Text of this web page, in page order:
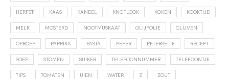
HERFST KAAS KANEEL KNOFLOOK KOKEN KOOKTIJD
MELK MOSTERD NOOTMUSKAAT OLIJFOLIE OLIJVEN
OPROEP PAPRIKA PASTA PEPER PETERSELIE RECEPT
SOEP STOMEN SUIKER TELEFOONNUMMER TELEFOONTJE
TIPS TOMATEN UIEN WATER Z ZOUT